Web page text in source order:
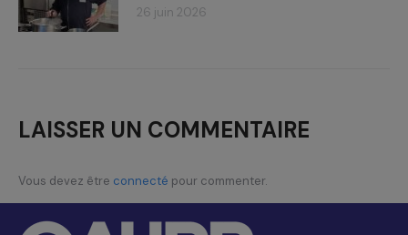
26 juin 2026
LAISSER UN COMMENTAIRE
Vous devez être connecté pour commenter.